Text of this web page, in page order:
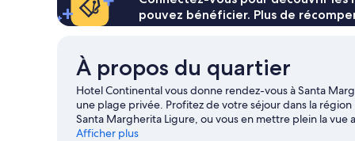
Suite
Junior
pouvez bénéficier. Plus de
À propos du quartier
Hotel Continental vous donne rendez-vous à Santa
une plage privée. Profitez de votre séjour dans la
Santa Margherita Ligure, ou vous en mettre plein la
Découvrez le kayak et la plongée sous-marine sur les
Afficher plus